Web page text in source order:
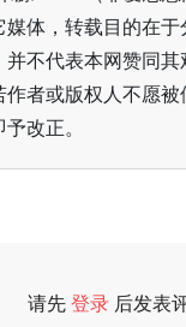
体，转载目的在
并不代表本网赞同
作者或版权人不愿
改正。
请先登录 后发表